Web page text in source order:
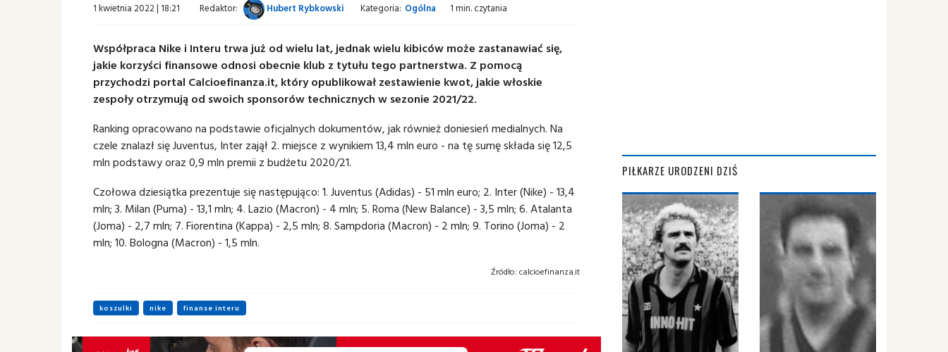
1 kwietnia 2022 | 18:21 Redaktor: Hubert Rybkowski Kategoria: Ogólna 1 min. czytania
Współpraca Nike i Interu trwa już od wielu lat, jednak wielu kibiców może zastanawiać się,
jakie korzyści finansowe odnosi obecnie klub z tytułu tego partnerstwa. Z pomocą
przychodzi portal Calcioefinanza.it, który opublikował zestawienie kwot, jakie włoskie
zespoły otrzymują od swoich sponsorów technicznych w sezonie 2021/22.
Ranking opracowano na podstawie oficjalnych dokumentów, jak również doniesień medialnych. Na
czele znalazł się Juventus, Inter zajął 2. miejsce z wynikiem 13,4 mln euro - na tę sumę składa się 12,5
mln podstawy oraz 0,9 mln premii z budżetu 2020/21.
Czołowa dziesiątka prezentuje się następująco: 1. Juventus (Adidas) - 51 mln euro; 2. Inter (Nike) - 13,4
mln; 3. Milan (Puma) - 13,1 mln; 4. Lazio (Macron) - 4 mln; 5. Roma (New Balance) - 3,5 mln; 6. Atalanta
(Joma) - 2,7 mln; 7. Fiorentina (Kappa) - 2,5 mln; 8. Sampdoria (Macron) - 2 mln; 9. Torino (Joma) - 2
mln; 10. Bologna (Macron) - 1,5 mln.
Źródło: calcioefinanza.it
koszulki nike finanse interu
PIŁKARZE URODZENI DZIŚ